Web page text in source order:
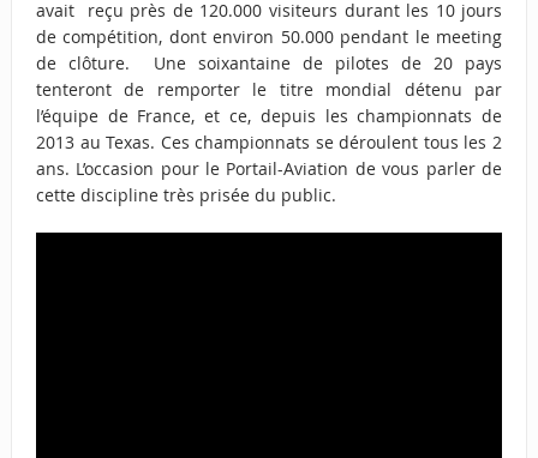
avait reçu près de 120.000 visiteurs durant les 10 jours
de compétition, dont environ 50.000 pendant le meeting
de clôture. Une soixantaine de pilotes de 20 pays
tenteront de remporter le titre mondial détenu par
l’équipe de France, et ce, depuis les championnats de
2013 au Texas. Ces championnats se déroulent tous les 2
ans. L’occasion pour le Portail-Aviation de vous parler de
cette discipline très prisée du public.